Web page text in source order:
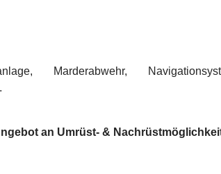
Marderabwehr,
an Umrüst- &